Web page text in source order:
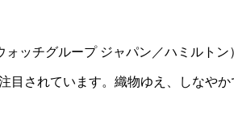
ッチグループ ジャパン／ハミルトン
されています。織物ゆえ、しなやか